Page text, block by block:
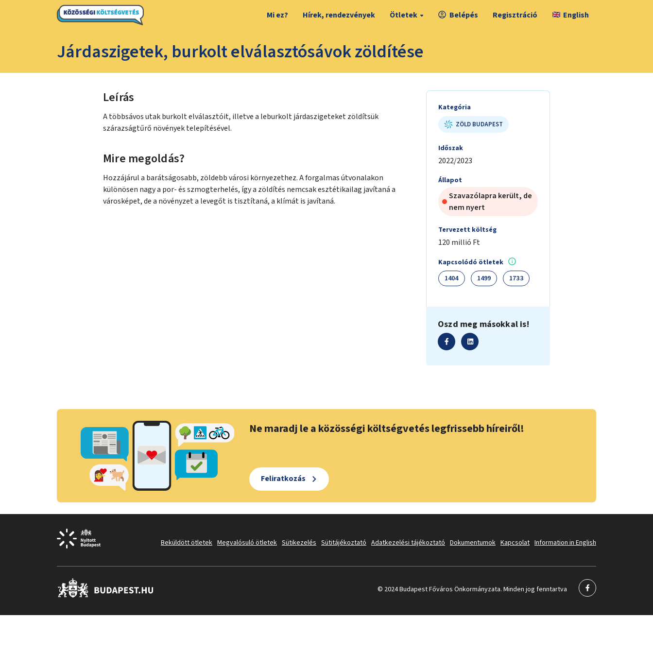
Mi ez? Hírek, rendezvények Ötletek Belépés Regisztráció English
Járdaszigetek, burkolt elválasztósávok zöldítése
Leírás
A többsávos utak burkolt elválasztóit, illetve a leburkolt járdaszigeteket zöldítsük
szárazságtűrő növények telepítésével.
Mire megoldás?
Hozzájárul a barátságosabb, zöldebb városi környezethez. A forgalmas útvonalakon
különösen nagy a por- és szmogterhelés, így a zöldítés nemcsak esztétikailag javítaná a
városképet, de a növényzet a levegőt is tisztítaná, a klímát is javítaná.
Kategória
ZÖLD BUDAPEST
Időszak
2022/2023
Állapot
Szavazólapra került, de
nem nyert
Tervezett költség
120 millió Ft
Kapcsolódó ötletek
1404
1499 1733
Oszd meg másokkal is!
Ne maradj le a közösségi költségvetés legfrissebb híreiről!
Feliratkozás
Beküldött ötletek Megvalósuló ötletek Sütikezelés Sütitájékoztató Adatkezelési tájékoztató Dokumentumok Kapcsolat Information in English
© 2024 Budapest Főváros Önkormányzata. Minden jog fenntartva